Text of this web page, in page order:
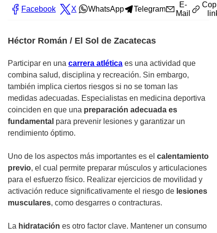
Facebook X WhatsApp Telegram
E-
Mail
Héctor Román / El Sol de Zacatecas
Participar en una carrera atlética es una actividad que
combina salud, disciplina y recreación. Sin embargo,
también implica ciertos riesgos si no se toman las
medidas adecuadas. Especialistas en medicina deportiva
coinciden en que una preparación adecuada es
fundamental para prevenir lesiones y garantizar un
rendimiento óptimo.
Uno de los aspectos más importantes es el calentamiento
previo, el cual permite preparar músculos y articulaciones
para el esfuerzo físico. Realizar ejercicios de movilidad y
activación reduce significativamente el riesgo de lesiones
musculares, como desgarres o contracturas.
La hidratación es otro factor clave. Mantener un consumo